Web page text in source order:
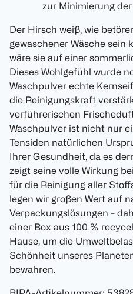
zur Minimierung
Der Hirsch weiß, wie
gewaschener Wäsche sein
wäre sie auf einer
Dieses Wohlgefühl wurde
Waschpulver echte
die Reinigungskraft
verführerischen
Waschpulver ist nicht nur
Tensiden natürlichen
Ihrer Gesundheit, da es
zeigt seine volle Wirkung
für die Reinigung aller
legen wir großen Wert auf
Verpackungslösungen -
einer Box aus 100 %
Hause, um die
Schönheit unseres
bewahren.